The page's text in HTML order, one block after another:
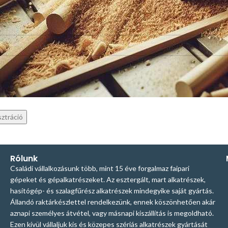
*
adatokat a weboldalon történő vásárlási élmény fenntartásához,
kezeléséhez és más célokra használjuk, melyeket a
tartalmaz.
Rólunk
Családi vállalkozásunk több, mint 15 éve forgalmaz faipari
gépeket és gépalkatrészeket. Az esztergált, mart alkatrészek,
hasítógép- és szalagfűrész alkatrészek mindegyike saját gyártás.
Állandó raktárkészlettel rendelkezünk, ennek köszönhetően akár
aznapi személyes átvétel, vagy másnapi kiszállítás is megoldható.
Ezen kívül vállaljuk kis és közepes szériás alkatrészek gyártását